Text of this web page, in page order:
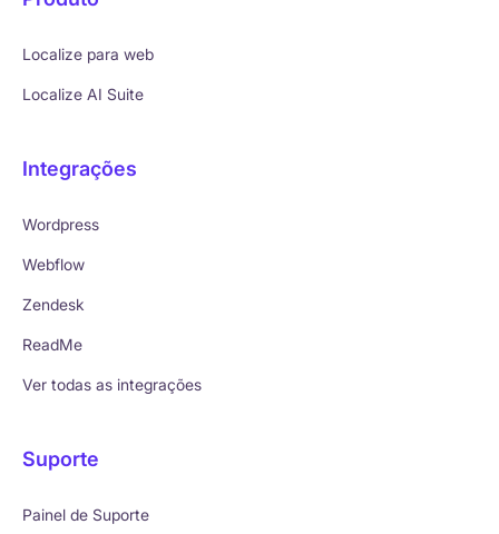
Localize para web
Localize AI Suite
Integrações
Wordpress
Webflow
Zendesk
ReadMe
Ver todas as integrações
Suporte
Painel de Suporte